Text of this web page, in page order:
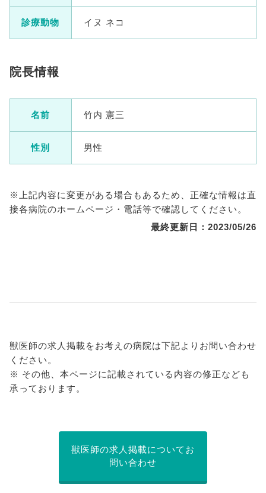
診療動物 イヌ ネコ
院長情報
名前 竹内 憲三
性別 男性
※上記内容に変更がある場合もあるため、正確な情報は直
接各病院のホームページ・電話等で確認してください。
最終更新日：2023/05/26
獣医師の求人掲載をお考えの病院は下記よりお問い合わせ
ください。
※ その他、本ページに記載されている内容の修正なども
承っております。
獣医師の求人掲載についてお
問い合わせ